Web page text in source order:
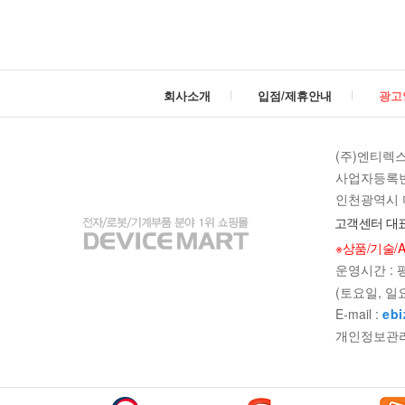
더하
회사소개 입점/제휴안내 광
(주)엔티렉
사업자등록
인천광역시
고객센터 대
※상품/기술/
운영시간 :
(토요일, 일
E-mail :
개인정보관